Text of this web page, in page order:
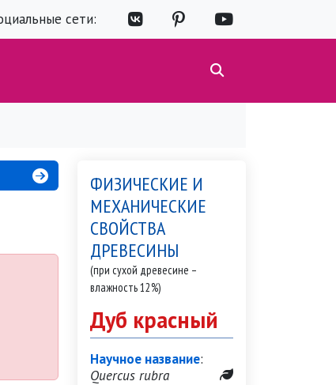
сети:
ФИЗИЧЕСКИЕ И
МЕХАНИЧЕСКИЕ
СВОЙСТВА
ДРЕВЕСИНЫ
(при сухой древесине –
влажность 12%)
Дуб красный
Научное название:
Quercus rubra